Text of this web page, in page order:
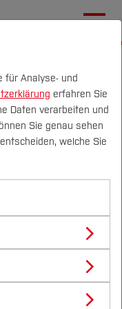
|EN Quicklinks
Pressemitteilungen
für Analyse- und
erfahren Sie
Daten verarbeiten und
Sie genau sehen
welche Sie